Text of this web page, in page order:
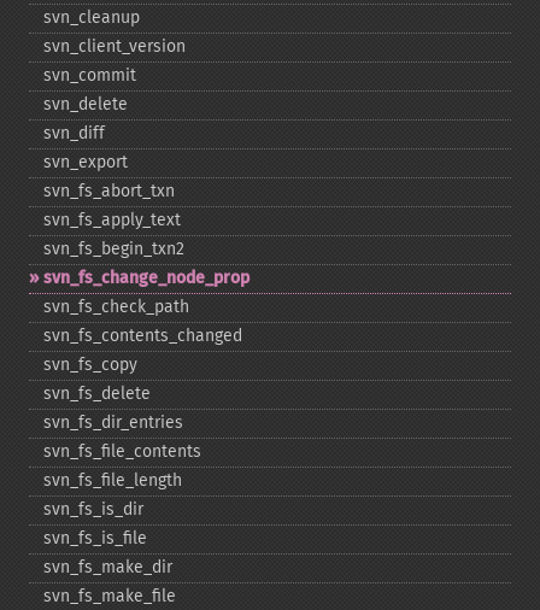
svn_​cleanup
svn_​client_​version
svn_​commit
svn_​delete
svn_​diff
svn_​export
svn_​fs_​abort_​txn
svn_​fs_​apply_​text
svn_​fs_​begin_​txn2
svn_​fs_​change_​node_​prop
svn_​fs_​check_​path
svn_​fs_​contents_​changed
svn_​fs_​copy
svn_​fs_​delete
svn_​fs_​dir_​entries
svn_​fs_​file_​contents
svn_​fs_​file_​length
svn_​fs_​is_​dir
svn_​fs_​is_​file
svn_​fs_​make_​dir
svn_​fs_​make_​file